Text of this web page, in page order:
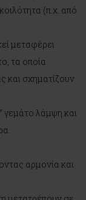
(π.χ. από
μεταφέρει
τα οποία
και σχηματίζουν
γεμάτο λάμψη και
αρμονία και